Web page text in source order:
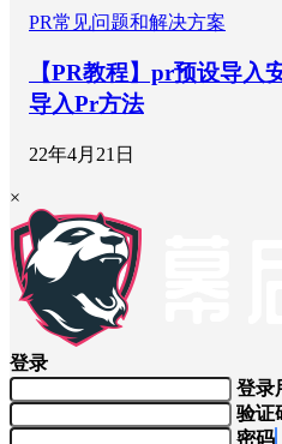
PR常见问题和解决方案
【PR教程】pr预设导入
导入Pr方法
22年4月21日
×
登录
登录
验证
密码